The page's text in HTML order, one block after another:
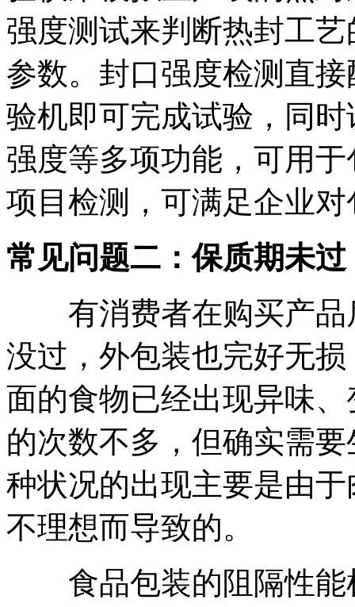
强度测试来判断热封工
参数。封口强度检测直
验机即可完成试验，同
强度等多项功能，可用
项目检测，可满足企业
常见问题二：保质期未
有消费者在购买产品
没过，外包装也完好无
面的食物已经出现异味
的次数不多，但确实需
种状况的出现主要是由
不理想而导致的。
食品包装的阻隔性能